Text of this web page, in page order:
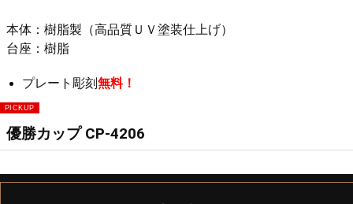
本体：樹脂製（高品質ＵＶ塗装仕上げ）
台座：樹脂
プレート彫刻 無料！
優勝カップ CP-4206